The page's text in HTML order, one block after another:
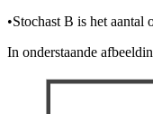
•Stochast B is het aantal
In onderstaande